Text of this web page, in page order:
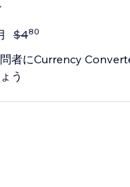
$480
者にCurrency
う